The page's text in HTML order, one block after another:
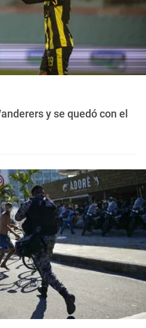
y se quedó con el